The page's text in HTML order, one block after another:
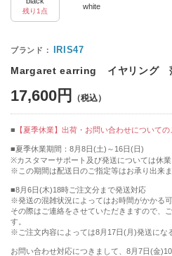
残り1点
white
IRIS47
Margaret earring イヤリング
17,600円
【夏季休業】出荷・お問い合わせについての
■夏季休業期間：8月8日(土)～16日(日)
※カスタマーサポート及び発送については休業
※この期間は配送日のご指定等はお承り出来ま
■8月6日(木)18時ご注文分まで発送対応
※発送の混雑状況によってはお時間がかかる可
その際はご連絡をさせていただきますので、
す。
※ご注文内容によっては8月17日(月)発送にな
お問い合わせ対応につきまして、8月7日(金